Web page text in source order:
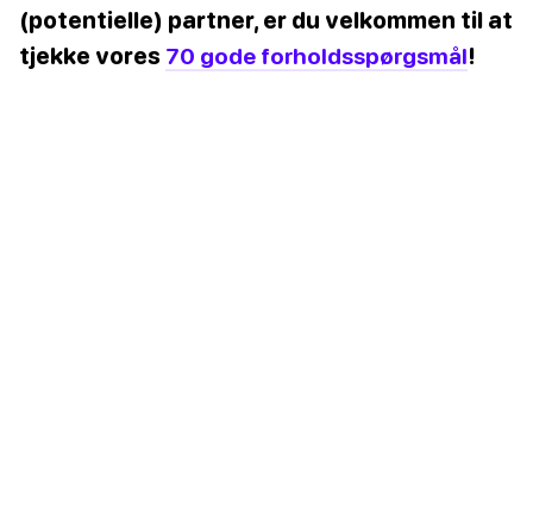
(potentielle) partner, er du velkommen til at
tjekke vores 70 gode forholdsspørgsmål!